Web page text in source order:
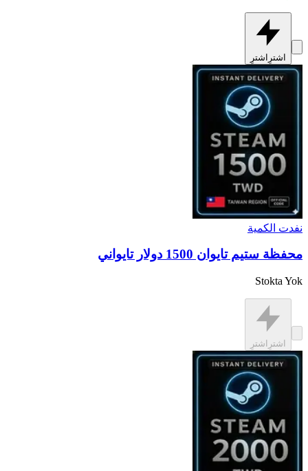
اشترِ اشترِ
نفدت الكمية
محفظة ستيم تايوان 1500 دولار تايواني
Stokta Yok
اشترِ اشترِ